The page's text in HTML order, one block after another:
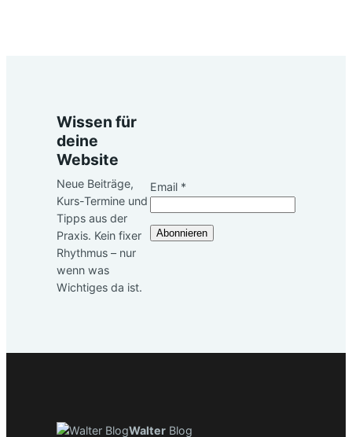
Wissen für
deine
Website
Neue Beiträge,
Kurs-Termine und
Tipps aus der
Praxis. Kein fixer
Rhythmus – nur
wenn was
Wichtiges da ist.
Email *
Abonnieren
Walter Blog